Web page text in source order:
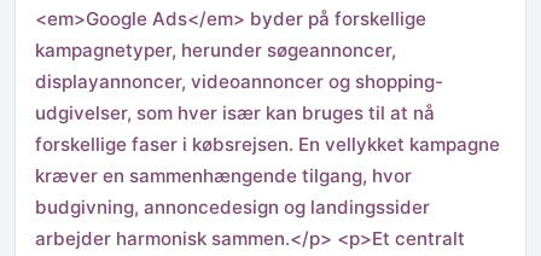
<em>Google Ads</em> byder på forskellige
kampagnetyper, herunder søgeannoncer,
displayannoncer, videoannoncer og shopping-
udgivelser, som hver især kan bruges til at nå
forskellige faser i købsrejsen. En vellykket kampagne
kræver en sammenhængende tilgang, hvor
budgivning, annoncedesign og landingssider
arbejder harmonisk sammen.</p> <p>Et centralt